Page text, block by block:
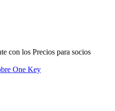
con los Precios para socios
One Key